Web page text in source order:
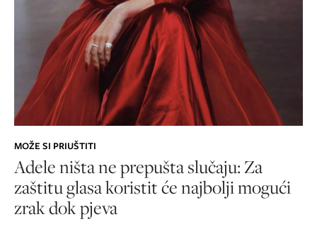
MOŽE SI PRIUŠTITI
Adele ništa ne prepušta slučaju: Za
zaštitu glasa koristit će najbolji mogući
zrak dok pjeva